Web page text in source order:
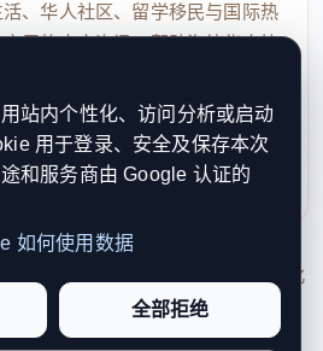
、华人社区、留学移民与国际热
用的中文资讯，帮助海外华人快
工作日优先处理站务、投稿与权
Rights Reserved. 本网站持续优化
户权利说明，以提升品牌信任感和
站内个性化、访问分析或启动
用于登录、安全及保存本次
和服务商由 Google 认证的
如何使用数据
全部拒绝